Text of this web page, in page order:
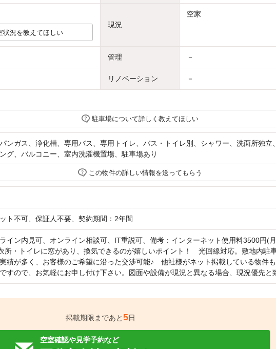
状況を教えてほしい
現況
空家
管理 －
リノベーション －
駐車場について詳しく教えてほしい
ンガス、浄化槽、専用バス、専用トイレ、バス・トイレ別、シャワー、洗面所独立
グ、バルコニー、室内洗濯機置場、駐車場あり
この物件の詳しい情報を送ってもらう
ト不可、保証人不要、契約期間：2年間
イン内見可、オンライン相談可、IT重説可、備考：インターネット使用料3500円(
・トイレに窓があり、換気できるのが嬉しいポイント！ 光回線対応。敷地内駐
績が多く、お客様のご希望に沿った交渉可能♪ 他社様がネット掲載している物件
すので、お気軽にお申し付け下さい。図面や設備が現況と異なる場合、現況優先と
掲載期限まであと5日
空室確認や見学予約など